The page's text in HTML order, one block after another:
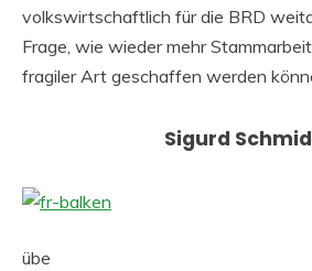
volkswirtschaftlich für die BRD
Frage, wie wieder mehr
fragiler Art geschaffen werden
Sigurd
übe